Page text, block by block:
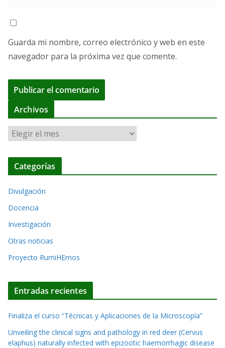
Guarda mi nombre, correo electrónico y web en este
navegador para la próxima vez que comente.
l
n
a
t
i
:
Archivos
r
c
v
o
s
Categorías
Divulgación
Docencia
Investigación
Otras noticias
Proyecto RumiHEmos
Entradas recientes
Finaliza el curso “Técnicas y Aplicaciones de la Microscopía”
Unveiling the clinical signs and pathology in red deer (Cervus
elaphus) naturally infected with epizootic haemorrhagic disease